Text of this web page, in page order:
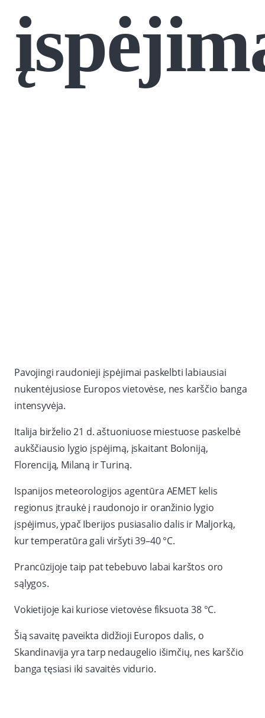
Pavojingi raudonieji įspėjimai paskelbti labiausiai
nukentėjusiose Europos vietovėse, nes karščio banga
intensyvėja.
Italija birželio 21 d. aštuoniuose miestuose paskelbė
aukščiausio lygio įspėjimą, įskaitant Boloniją,
Florenciją, Milaną ir Turiną.
Ispanijos meteorologijos agentūra AEMET kelis
regionus įtraukė į raudonojo ir oranžinio lygio
įspėjimus, ypač Iberijos pusiasalio dalis ir Maljorką,
kur temperatūra gali viršyti 39–40 °C.
Prancūzijoje taip pat tebebuvo labai karštos oro
sąlygos.
Vokietijoje kai kuriose vietovėse fiksuota 38 °C.
Šią savaitę paveikta didžioji Europos dalis, o
Skandinavija yra tarp nedaugelio išimčių, nes karščio
banga tęsiasi iki savaitės vidurio.